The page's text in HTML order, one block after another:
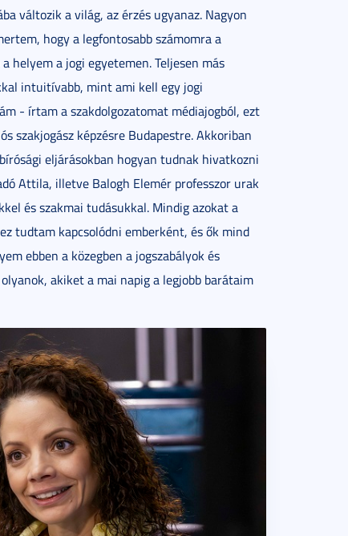
változik a világ, az érzés ugyanaz. Nagyon
hogy a legfontosabb számomra a
helyem a jogi egyetemen. Teljesen más
intuitívabb, mint ami kell egy jogi
- írtam a szakdolgozatomat médiajogból, ezt
szakjogász képzésre Budapestre. Akkoriban
eljárásokban hogyan tudnak hivatkozni
Attila, illetve Balogh Elemér professzor urak
és szakmai tudásukkal. Mindig azokat a
tudtam kapcsolódni emberként, és ők mind
ebben a közegben a jogszabályok és
akiket a mai napig a legjobb barátaim